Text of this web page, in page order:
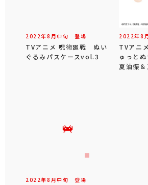
2022年8 月中旬 登場
TVアニメ 呪術廻戦 ぬい
ぐるみパスケースvol.3
2022年8
TVアニ
ゅっと
夏油傑＆
2022年8 月中旬 登場